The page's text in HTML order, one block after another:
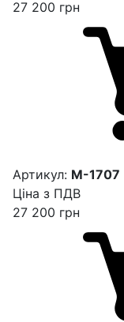
27 200 грн
Артикул: М-1707
Ціна з ПДВ
27 200 грн